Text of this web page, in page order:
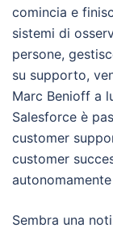
comincia e
sistemi di
persone,
su supporto,
Marc Benioff a
Salesforce è
customer
customer
Sembra una